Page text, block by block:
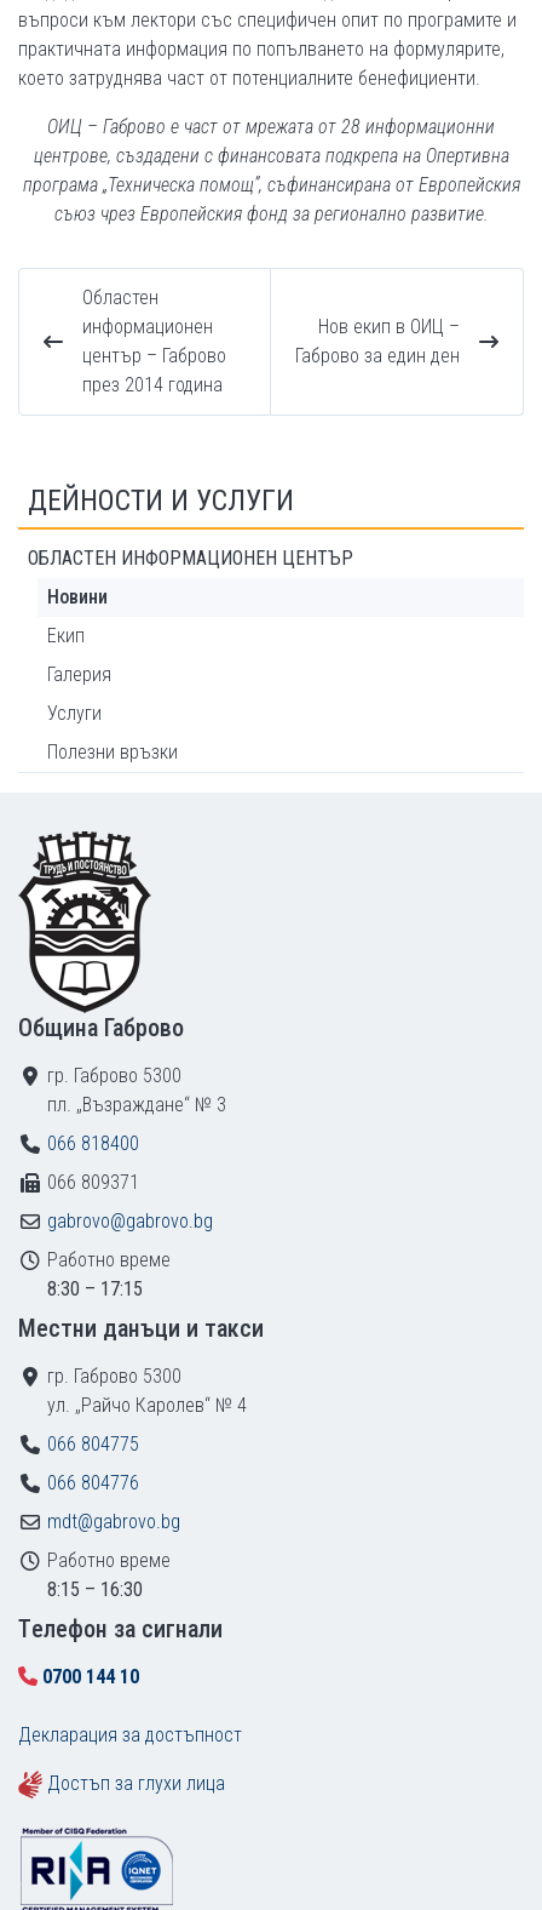
въпроси към лектори със специфичен опит по програмите и
практичната информация по попълването на формулярите,
което затруднява част от потенциалните бенефициенти.
ОИЦ – Габрово е част от мрежата от 28 информационни
центрове, създадени с финансовата подкрепа на Опертивна
програма „Техническа помощ”, съфинансирана от Европейския
съюз чрез Европейския фонд за регионално развитие.
Областен
информационен
център – Габрово
през 2014 година
Нов екип в ОИЦ –
Габрово за един ден
ДЕЙНОСТИ И УСЛУГИ
ОБЛАСТЕН ИНФОРМАЦИОНЕН ЦЕНТЪР
Новини
Екип
Галерия
Услуги
Полезни връзки
Footer
Община Габрово
гр. Габрово 5300
пл. „Възраждане“ № 3
066 818400
066 809371
gabrovo@gabrovo.bg
Работно време
8:30 – 17:15
Местни данъци и такси
гр. Габрово 5300
ул. „Райчо Каролев“ № 4
066 804775
066 804776
mdt@gabrovo.bg
Работно време
8:15 – 16:30
Tелефон за сигнали
0700 144 10
Декларация за достъпност
Достъп за глухи лица